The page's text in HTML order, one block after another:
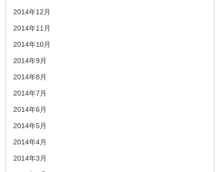
2014年12月
2014年11月
2014年10月
2014年9月
2014年8月
2014年7月
2014年6月
2014年5月
2014年4月
2014年3月